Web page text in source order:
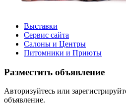
Выставки
Сервис сайта
Салоны и Центры
Питомники и Приюты
Разместить объявление
Авторизуйтесь или
объявление.